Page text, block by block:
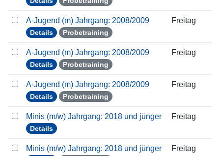
A-Jugend (m) Jahrgang: 2008/2009
Details Probetraining
Freitag
A-Jugend (m) Jahrgang: 2008/2009
Details Probetraining
Freitag
A-Jugend (m) Jahrgang: 2008/2009
Details Probetraining
Freitag
Minis (m/w) Jahrgang: 2018 und jünger
Details
Freitag
Minis (m/w) Jahrgang: 2018 und jünger Freitag